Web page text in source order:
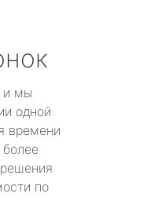
и мы
одной
времени
по